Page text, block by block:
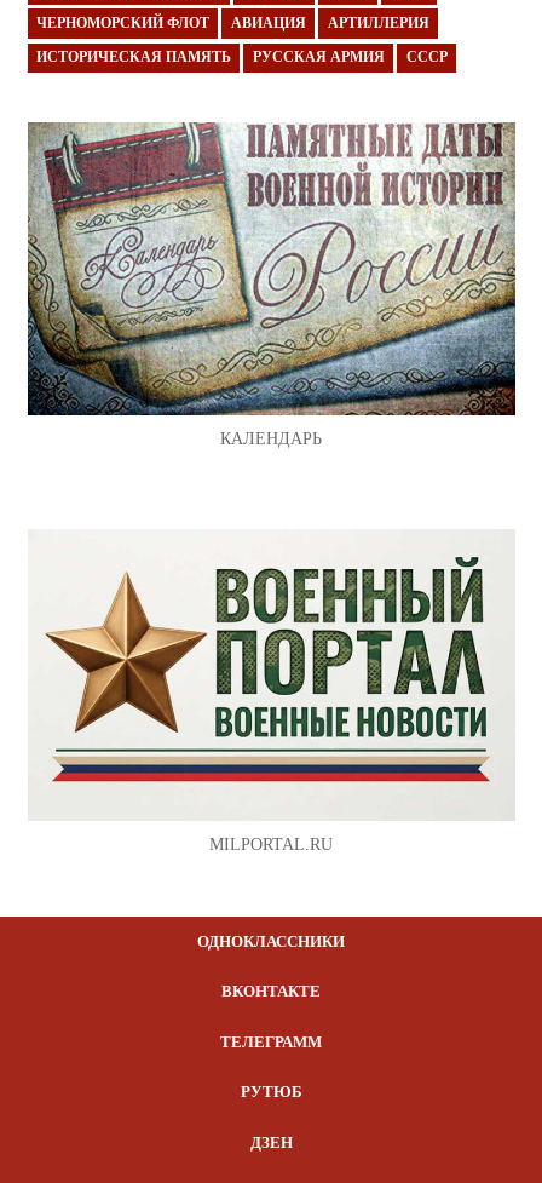
ЧЕРНОМОРСКИЙ ФЛОТ АВИАЦИЯ АРТИЛЛЕРИЯ
ИСТОРИЧЕСКАЯ ПАМЯТЬ РУССКАЯ АРМИЯ СССР
КАЛЕНДАРЬ
MILPORTAL.RU
ОДНОКЛАССНИКИ
ВКОНТАКТЕ
ТЕЛЕГРАММ
РУТЮБ
ДЗЕН